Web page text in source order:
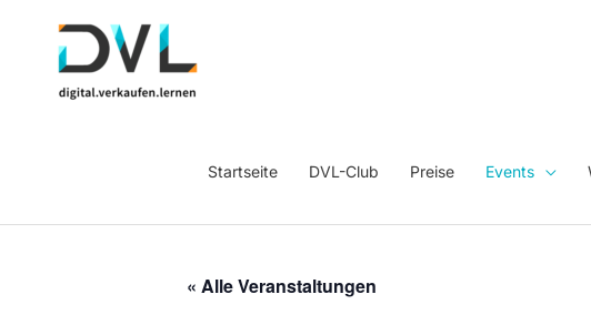
Startseite DVL-Club Preise Events
« Alle Veranstaltungen